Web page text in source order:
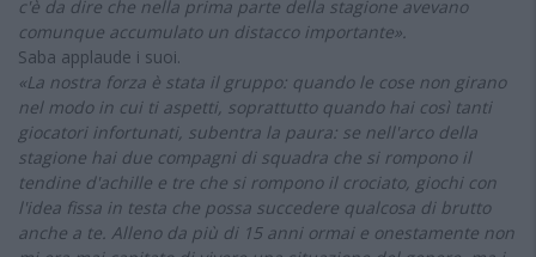
c'è da dire che nella prima parte della stagione avevano
comunque accumulato un distacco importante».
Saba applaude i suoi.
«La nostra forza è stata il gruppo: quando le cose non girano
nel modo in cui ti aspetti, soprattutto quando hai così tanti
giocatori infortunati, subentra la paura: se nell'arco della
stagione hai due compagni di squadra che si rompono il
tendine d'achille e tre che si rompono il crociato, giochi con
l'idea fissa in testa che possa succedere qualcosa di brutto
anche a te. Alleno da più di 15 anni ormai e onestamente non